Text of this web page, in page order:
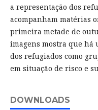
a representação dos
acompanham matérias
primeira metade de
imagens mostra que há
dos refugiados como
em situação de risco e
DOWNLOADS